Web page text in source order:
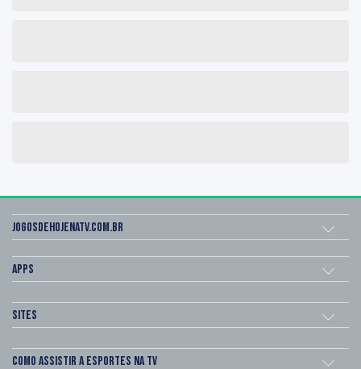
Jogosdehojenatv.com.br
Apps
Sites
Como assistir a esportes na TV